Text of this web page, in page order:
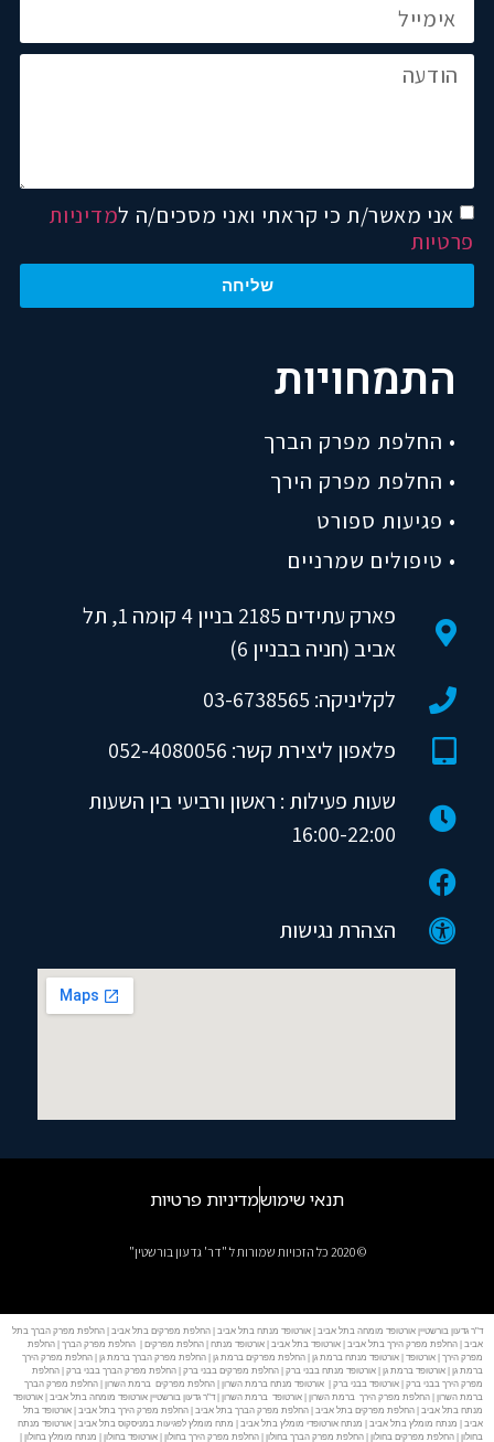
אני מאשר/ת כי קראתי ואני מסכים/ה למדיניות
פרטיות
שליחה
התמחויות
• החלפת מפרק הברך
• החלפת מפרק הירך
• פגיעות ספורט
• טיפולים שמרניים
פארק עתידים 2185 בניין 4 קומה 1, תל
אביב (חניה בבניין 6)
לקליניקה: 03-6738565
פלאפון ליצירת קשר: 052-4080056
שעות פעילות : ראשון ורביעי בין השעות
16:00-22:00
הצהרת נגישות
תנאי שימושמדיניות פרטיות
© 2020 כל הזכויות שמורות ל "דר' גדעון בורשטין"
ד"ר גדעון בורשטיין אורטופד מומחה בתל אביב | אורטופד מנתח בתל אביב | החלפת מפרקים בתל אביב | החלפת מפרק הברך בתל
אביב | החלפת מפרק הירך בתל אביב | אורטופד בתל אביב | אורטופד מנתח | החלפת מפרקים | החלפת מפרק הברך | החלפת
מפרק הירך | אורטופד | אורטופד מנתח ברמת גן | החלפת מפרקים ברמת גן | החלפת מפרק הברך ברמת גן | החלפת מפרק הירך
ברמת גן | אורטופד ברמת גן | אורטופד מנתח בבני ברק | החלפת מפרקים בבני ברק | החלפת מפרק הברך בבני ברק | החלפת
מפרק הירך בבני ברק | אורטופד בבני ברק | אורטופד מנתח ברמת השרון | החלפת מפרקים ברמת השרון | החלפת מפרק הברך
ברמת השרון | החלפת מפרק הירך ברמת השרון | אורטופד ברמת השרון | ד"ר גדעון בורשטיין אורטופד מומחה בתל אביב | אורטופד
מנתח בתל אביב | החלפת מפרקים בתל אביב | החלפת מפרק הברך בתל אביב | החלפת מפרק הירך בתל אביב | אורטופד בתל
אביב | מנתח מומלץ בתל אביב | מנתח אורטופדי מומלץ בתל אביב | מתח מומלץ לפגיעות במניסקוס בתל אביב | אורטופד מנתח
בחולון | החלפת מפרקים בחולון | החלפת מפרק הברך בחולון | החלפת מפרק הירך בחולון | אורטופד בחולון | מנתח מומלץ בחולון |